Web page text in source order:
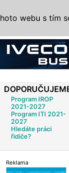
Program IROP
2021-2027
Program ITI 2021-
2027
Hledáte práci
řidiče?
Reklama
webu s tím